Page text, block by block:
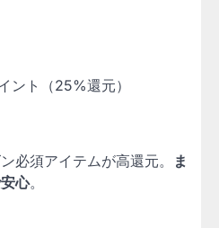
ント（25%還元）
必須アイテムが高還元。
ま
心。